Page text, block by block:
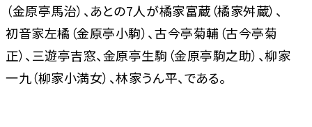
（金原亭馬治）、あとの7人が橘家富蔵（橘家舛蔵）、
初音家左橘（金原亭小駒）、古今亭菊輔（古今亭菊
正）、三遊亭吉窓、金原亭生駒（金原亭駒之助）、柳家
一九（柳家小満女）、林家うん平、である。